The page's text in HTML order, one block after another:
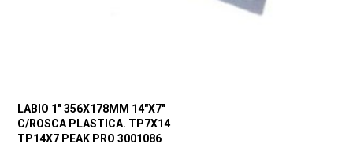
LABIO 1″ 356X178MM 14″X7″
C/ROSCA PLASTICA. TP7X14
TP14X7 PEAK PRO 3001086